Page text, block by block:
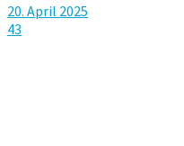
20. April 2025
43